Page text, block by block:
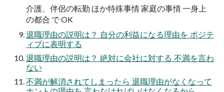
介護、伴侶の転勤 ほか特殊事情 家庭の事情 一身上
の都合 で OK
退職理由の説明は？ 自分の利益になる理由を ポジテ
ィブに表明する
退職理由の説明は？ 絶対に会社に対する 不満を言わ
ない
不満が解消されてしまったら 退職理由がなくなって